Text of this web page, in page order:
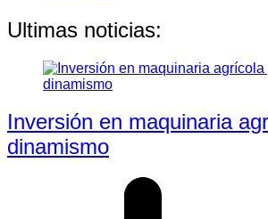
Ultimas noticias:
Inversión en maquinaria
dinamismo